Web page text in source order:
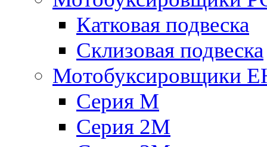
Катковая подвеска
Склизовая подвеска
Мотобуксировщики
Серия М
Серия 2М